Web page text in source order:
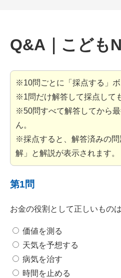
Q&A｜こども
※10問ごとに「採点する」ボ
※1問だけ解答して採点して
※50問すべて解答してから
ん。
※採点すると、解答済みの
解」と解説が表示されます。
第1問
お金の役割として正しいもの
価値を測る
天気を予想する
病気を治す
時間を止める